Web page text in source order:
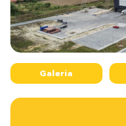
Galeria